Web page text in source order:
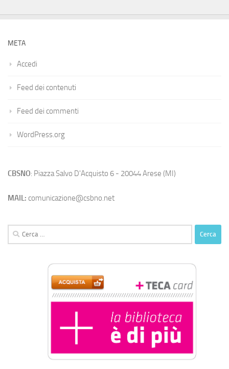
META
Accedi
Feed dei contenuti
Feed dei commenti
WordPress.org
CBSNO: Piazza Salvo D'Acquisto 6 - 20044 Arese (MI)
MAIL: comunicazione@csbno.net
Ricerca
per: